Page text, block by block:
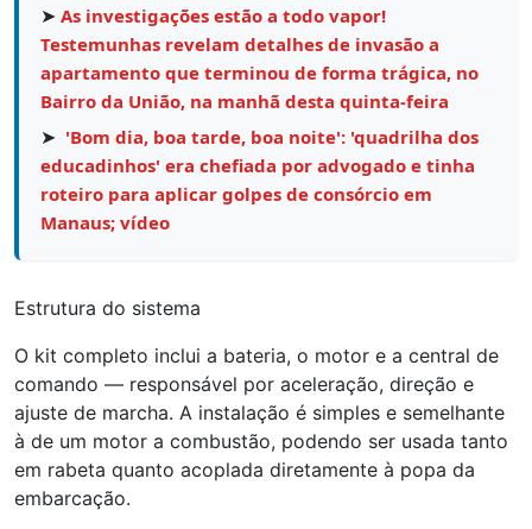
➤ As investigações estão a todo vapor!
Testemunhas revelam detalhes de invasão a
apartamento que terminou de forma trágica, no
Bairro da União, na manhã desta quinta-feira
➤ 'Bom dia, boa tarde, boa noite': 'quadrilha dos
educadinhos' era chefiada por advogado e tinha
roteiro para aplicar golpes de consórcio em
Manaus; vídeo
Estrutura do sistema
O kit completo inclui a bateria, o motor e a central de
comando — responsável por aceleração, direção e
ajuste de marcha. A instalação é simples e semelhante
à de um motor a combustão, podendo ser usada tanto
em rabeta quanto acoplada diretamente à popa da
embarcação.